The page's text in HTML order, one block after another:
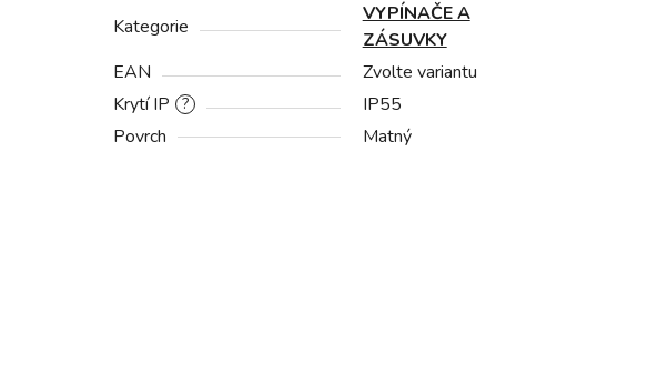
Kategorie
VYPÍNAČE A
ZÁSUVKY
EAN
Zvolte variantu
?
Krytí IP
IP55
Povrch
Matný